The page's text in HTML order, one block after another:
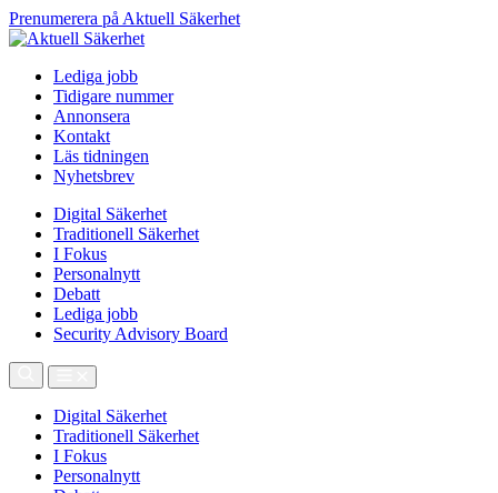
Prenumerera på Aktuell Säkerhet
Lediga jobb
Tidigare nummer
Annonsera
Kontakt
Läs tidningen
Nyhetsbrev
Digital Säkerhet
Traditionell Säkerhet
I Fokus
Personalnytt
Debatt
Lediga jobb
Security Advisory Board
Digital Säkerhet
Traditionell Säkerhet
I Fokus
Personalnytt